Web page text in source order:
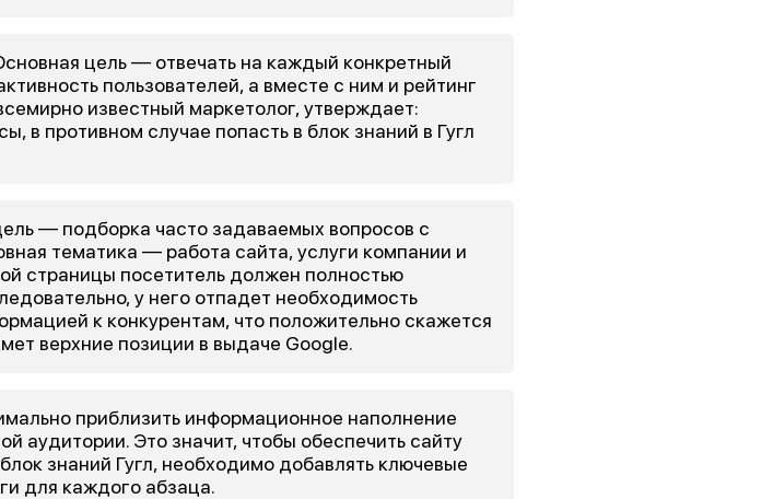
цель — отвечать на каждый конкретный
пользователей, а вместе с ним и рейтинг
известный маркетолог, утверждает:
в противном случае попасть в блок знаний в Гугл
— подборка часто задаваемых вопросов с
тематика — работа сайта, услуги компании и
страницы посетитель должен полностью
у него отпадет необходимость
к конкурентам, что положительно скажется
верхние позиции в выдаче Google.
приблизить информационное наполнение
аудитории. Это значит, чтобы обеспечить сайту
знаний Гугл, необходимо добавлять ключевые
для каждого абзаца.